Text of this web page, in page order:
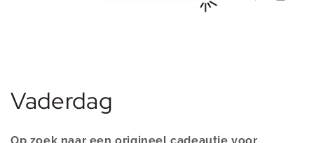
C
o
Vaderdag